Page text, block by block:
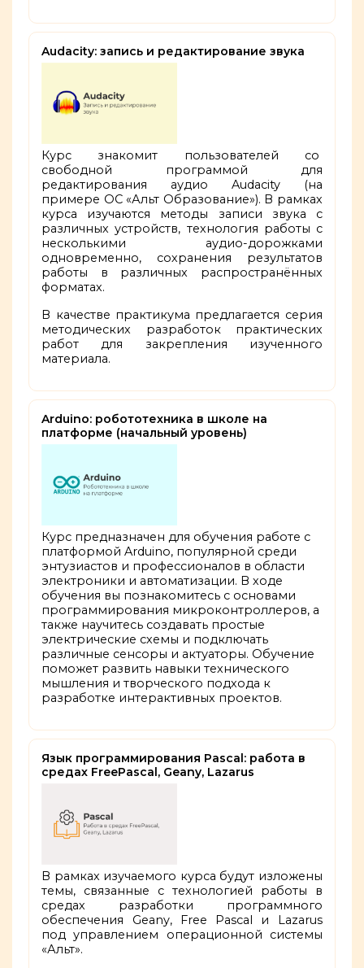
Audacity: запись и редактирование звука
Курс знакомит пользователей со
свободной программой для
редактирования аудио Audacity (на
примере ОС «Альт Образование»). В рамках
курса изучаются методы записи звука с
различных устройств, технология работы с
несколькими аудио-дорожками
одновременно, сохранения результатов
работы в различных распространённых
форматах.
В качестве практикума предлагается серия
методических разработок практических
работ для закрепления изученного
материала.
Arduino: робототехника в школе на
платформе (начальный уровень)
Курс предназначен для обучения работе с
платформой Arduino, популярной среди
энтузиастов и профессионалов в области
электроники и автоматизации. В ходе
обучения вы познакомитесь с основами
программирования микроконтроллеров, а
также научитесь создавать простые
электрические схемы и подключать
различные сенсоры и актуаторы. Обучение
поможет развить навыки технического
мышления и творческого подхода к
разработке интерактивных проектов.
Язык программирования Pascal: работа в
средах FreePascal, Geany, Lazarus
В рамках изучаемого курса будут изложены
темы, связанные с технологией работы в
средах разработки программного
обеспечения Geany, Free Pascal и Lazarus
под управлением операционной системы
«Альт».